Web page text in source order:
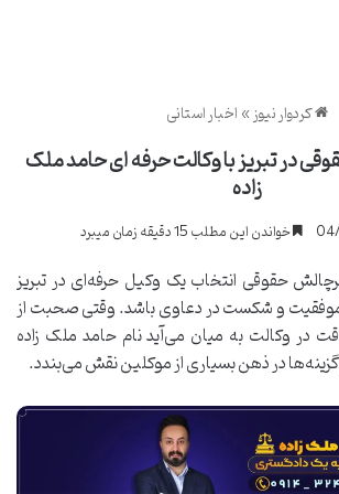
کردوار نیوز»اخبار استانی
در تبریز با وکالت حرفه ای حامد ملک
زاده
خواندن این مطلب 15 دقیقه زمان میبرد
حقوقی انتخاب یک وکیل حرفه‌ای در تبریز
موفقیت و شکست در دعاوی باشد. وقتی صحبت از
در وکالت به میان می‌آید نام حامد ملک زاده
گزینه‌ها در ذهن بسیاری از موکلین نقش می‌بندد.